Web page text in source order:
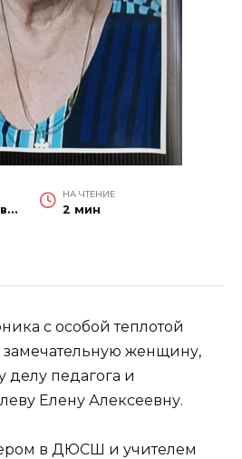
Красносулинский вестник
НА ЧТЕНИЕ
2 мин
с особой теплотой
замечательную женщину,
делу педагога и
Елену Алексеевну.
в ДЮСШ и учителем